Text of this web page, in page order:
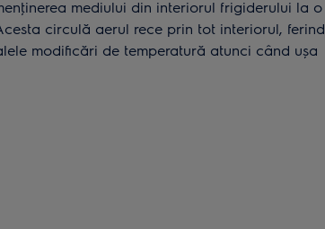
mediului din interiorul frigiderului la o
circulă aerul rece prin tot interiorul, ferind
modificări de temperatură atunci când ușa